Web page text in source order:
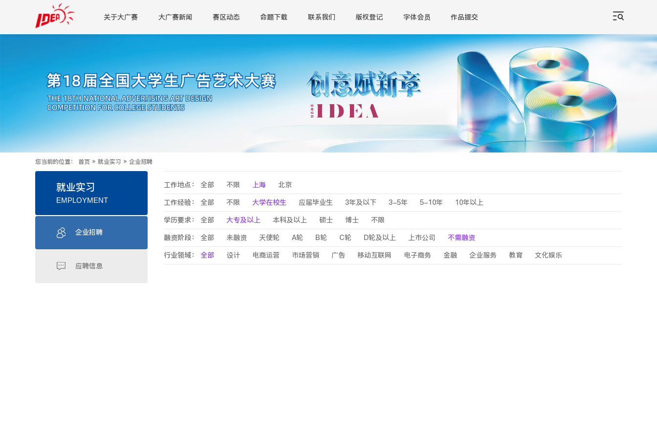
关于大广赛 大广赛新闻 赛区动态 命题下载 联系我们 版权登记 字体会员 作品提交
您当前的位置： 首页 » 就业实习 » 企业招聘
就业实习
EMPLOYMENT
企业招聘
应聘信息
工作地点： 全部 不限 上海 北京
工作经验： 全部 不限 大学在校生 应届毕业生 3年及以下 3-5年 5-10年 10年以上
学历要求： 全部 大专及以上 本科及以上 硕士 博士 不限
融资阶段： 全部 未融资 天使轮 A轮 B轮 C轮 D轮及以上 上市公司 不需融资
行业领域： 全部 设计 电商运营 市场营销 广告 移动互联网 电子商务 金融 企业服务 教育 文化娱乐